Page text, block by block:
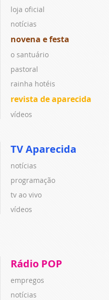
loja oficial
notícias
novena e festa
o santuário
pastoral
rainha hotéis
revista de aparecida
vídeos
TV Aparecida
notícias
programação
tv ao vivo
vídeos
Rádio POP
empregos
notícias